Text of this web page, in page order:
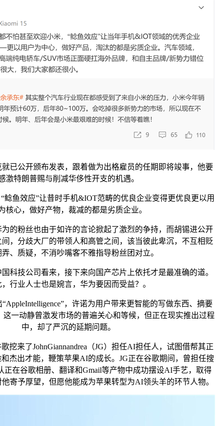
公开颁布发表，跟着做为出格雇员的任期即将竣事，他要
激特朗普赐与削减华侈性开支的机遇。
效应”让昔时手机&IOT范畴的优良企业变得更优良更以用
核心，做好产物，裁减的都是劣质企业。
粉丝也由于如许的言论掀起了激烈的争持，而胡锡进公开
，分歧大厂的带领人和高管之间，该当彼此卑沉，不互相贬
、质疑，不消吵嘴客不雅指导粉丝团对立。
技公司看来，接下来向国产芯片上依托才是最准确的道。
，行业人士也是婉言，华为要因而受益？。
，许诺为用户带来更智能的写做东西、摘要
这一动静曾激发市场的普遍关心和等候，但正在现实推出过程
中，却了严沉的延期问题。
来了JohnGiannandrea（JG）担任AI担任人，试图借帮其正
杰出才能，鞭策苹果AI的成长。JG正在谷歌期间，曾担任搜
正在谷歌相册、翻译和Gmail等产物中成功摆设AI手艺，取得
寄予厚望，但愿他能成为苹果转型为AI领头羊的环节人物。